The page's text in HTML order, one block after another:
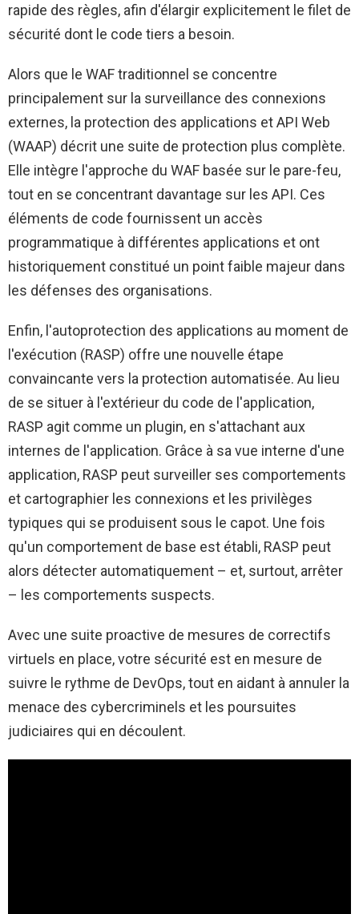
rapide des règles, afin d'élargir explicitement le filet de
sécurité dont le code tiers a besoin.
Alors que le WAF traditionnel se concentre
principalement sur la surveillance des connexions
externes, la protection des applications et API Web
(WAAP) décrit une suite de protection plus complète.
Elle intègre l'approche du WAF basée sur le pare-feu,
tout en se concentrant davantage sur les API. Ces
éléments de code fournissent un accès
programmatique à différentes applications et ont
historiquement constitué un point faible majeur dans
les défenses des organisations.
Enfin, l'autoprotection des applications au moment de
l'exécution (RASP) offre une nouvelle étape
convaincante vers la protection automatisée. Au lieu
de se situer à l'extérieur du code de l'application,
RASP agit comme un plugin, en s'attachant aux
internes de l'application. Grâce à sa vue interne d'une
application, RASP peut surveiller ses comportements
et cartographier les connexions et les privilèges
typiques qui se produisent sous le capot. Une fois
qu'un comportement de base est établi, RASP peut
alors détecter automatiquement – et, surtout, arrêter
– les comportements suspects.
Avec une suite proactive de mesures de correctifs
virtuels en place, votre sécurité est en mesure de
suivre le rythme de DevOps, tout en aidant à annuler la
menace des cybercriminels et les poursuites
judiciaires qui en découlent.